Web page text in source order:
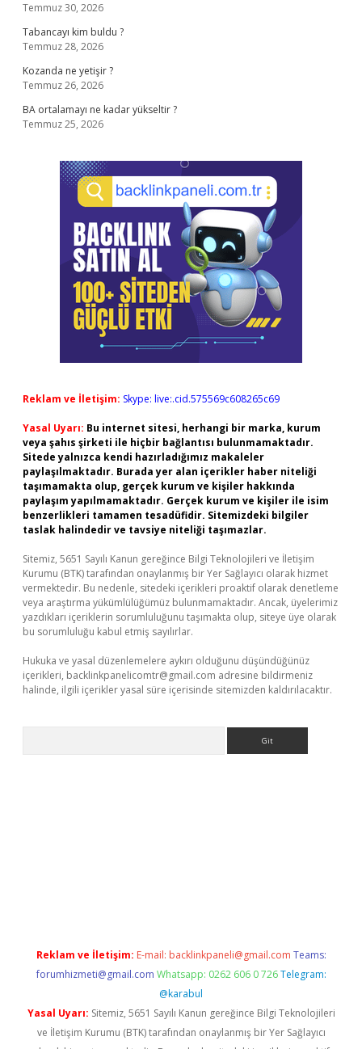
Temmuz 30, 2026
Tabancayı kim buldu ?
Temmuz 28, 2026
Kozanda ne yetişir ?
Temmuz 26, 2026
BA ortalamayı ne kadar yükseltir ?
Temmuz 25, 2026
Reklam ve İletişim: Skype: live:.cid.575569c608265c69
Yasal Uyarı: Bu internet sitesi, herhangi bir marka, kurum
veya şahıs şirketi ile hiçbir bağlantısı bulunmamaktadır.
Sitede yalnızca kendi hazırladığımız makaleler
paylaşılmaktadır. Burada yer alan içerikler haber niteliği
taşımamakta olup, gerçek kurum ve kişiler hakkında
paylaşım yapılmamaktadır. Gerçek kurum ve kişiler ile isim
benzerlikleri tamamen tesadüfidir. Sitemizdeki bilgiler
taslak halindedir ve tavsiye niteliği taşımazlar.
Sitemiz, 5651 Sayılı Kanun gereğince Bilgi Teknolojileri ve İletişim
Kurumu (BTK) tarafından onaylanmış bir Yer Sağlayıcı olarak hizmet
vermektedir. Bu nedenle, sitedeki içerikleri proaktif olarak denetleme
veya araştırma yükümlülüğümüz bulunmamaktadır. Ancak, üyelerimiz
yazdıkları içeriklerin sorumluluğunu taşımakta olup, siteye üye olarak
bu sorumluluğu kabul etmiş sayılırlar.
Hukuka ve yasal düzenlemelere aykırı olduğunu düşündüğünüz
içerikleri, backlinkpanelicomtr@gmail.com adresine bildirmeniz
halinde, ilgili içerikler yasal süre içerisinde sitemizden kaldırılacaktır.
Reklam ve İletişim: E-mail: backlinkpaneli@gmail.com Teams:
forumhizmeti@gmail.com Whatsapp: 0262 606 0 726 Telegram:
@karabul
Yasal Uyarı: Sitemiz, 5651 Sayılı Kanun gereğince Bilgi Teknolojileri
ve İletişim Kurumu (BTK) tarafından onaylanmış bir Yer Sağlayıcı